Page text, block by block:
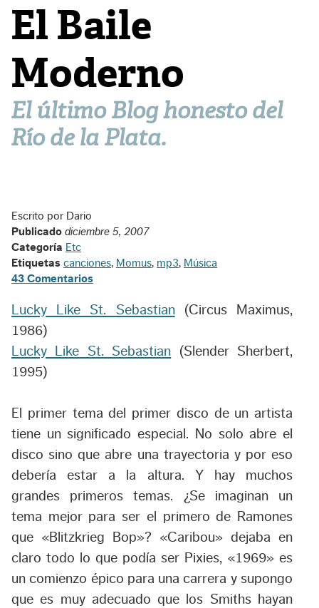
El Baile
Moderno
El último Blog honesto del
Río de la Plata.
Escrito por Dario
Publicado diciembre 5, 2007
Categoría Etc
Etiquetas canciones, Momus, mp3, Música
43 Comentarios
Lucky Like St. Sebastian(Circus Maximus,
1986)
Lucky Like St. Sebastian (Slender Sherbert,
1995)
El primer tema del primer disco de un artista
tiene un significado especial. No solo abre el
disco sino que abre una trayectoria y por eso
debería estar a la altura. Y hay muchos
grandes primeros temas. ¿Se imaginan un
tema mejor para ser el primero de Ramones
que «Blitzkrieg Bop»? «Caribou» dejaba en
claro todo lo que podía ser Pixies, «1969» es
un comienzo épico para una carrera y supongo
que es muy adecuado que los Smiths hayan